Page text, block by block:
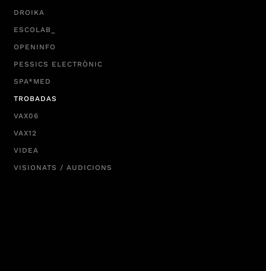
DROIKA
ESCOLAB_
OPENINFO
PESSICS ELECTRÒNIC
SPA*MED
TROBADAS
VAX06
VAX12
VIDEA
VISIONATS / AUDICIONS